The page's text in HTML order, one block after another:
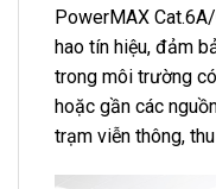
PowerMAX
hao tín hiệu, đảm
trong môi trường
hoặc gần các
trạm viễn thông,